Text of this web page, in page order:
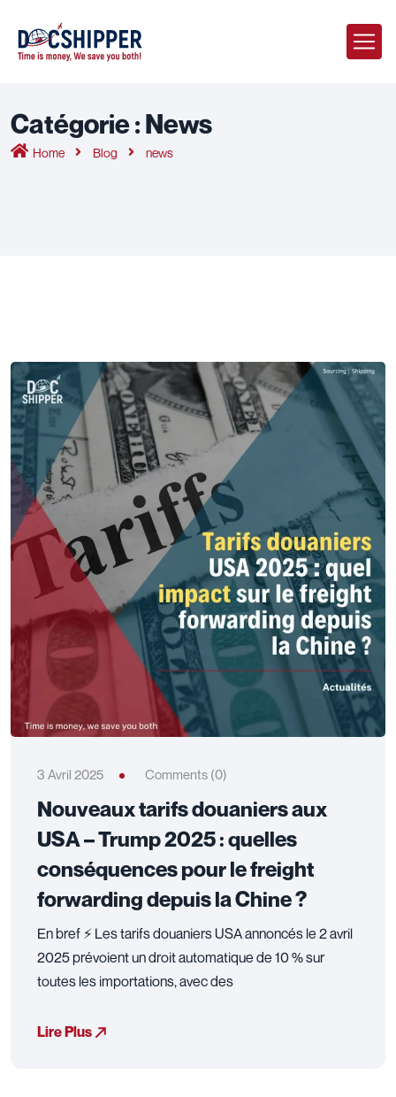
Catégorie :News
Home Blog news
3 Avril 2025 Comments (0)
Nouveaux tarifs douaniers aux
USA – Trump 2025 : quelles
conséquences pour le freight
forwarding depuis la Chine ?
En bref ⚡ Les tarifs douaniers USA annoncés le 2 avril
2025 prévoient un droit automatique de 10 % sur
toutes les importations, avec des
Lire Plus